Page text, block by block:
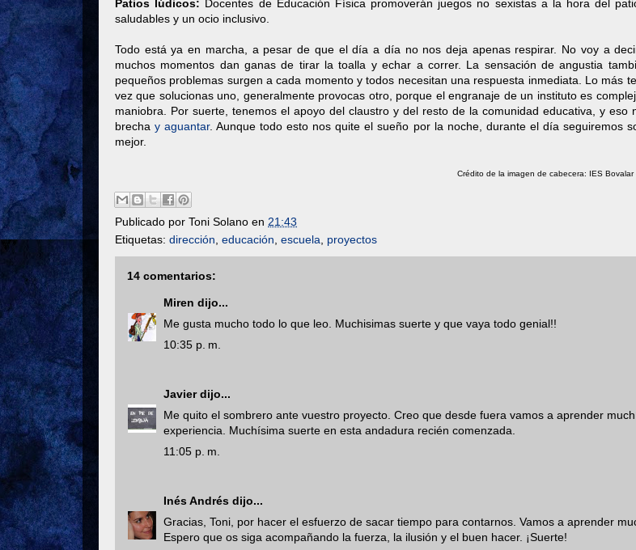
Patios lúdicos: Docentes de Educación Física promoverán juegos no sexistas a la hora del
saludables y un ocio inclusivo.
Todo está ya en marcha, a pesar de que el día a día no nos deja apenas respirar. No voy a
muchos momentos dan ganas de tirar la toalla y echar a correr. La sensación de angustia
pequeños problemas surgen a cada momento y todos necesitan una respuesta inmediata. Lo más
vez que solucionas uno, generalmente provocas otro, porque el engranaje de un instituto es
maniobra. Por suerte, tenemos el apoyo del claustro y del resto de la comunidad educativa, y eso
brechay aguantar. Aunque todo esto nos quite el sueño por la noche, durante el día seguiremos
mejor.
Crédito de la imagen de cabecera: IES
Publicado por Toni Solano en 21:43
Etiquetas: dirección educación escuela proyectos
14 comentarios:
Miren dijo...
Me gusta mucho todo lo que leo. Muchisimas suerte y que vaya todo genial!!
10:35 p. m.
Javierdijo...
Me quito el sombrero ante vuestro proyecto. Creo que desde fuera vamos a aprender
experiencia. Muchísima suerte en esta andadura recién comenzada.
11:05 p. m.
Inés Andrés dijo...
Gracias, Toni, por hacer el esfuerzo de sacar tiempo para contarnos. Vamos a aprender
Espero que os siga acompañando la fuerza, la ilusión y el buen hacer. ¡Suerte!